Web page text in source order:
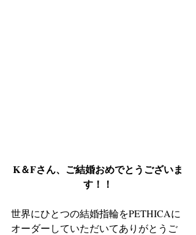
K＆Fさん、ご結婚おめでとうございま
す！！
世界にひとつの結婚指輪をPETHICAに
オーダーしていただいてありがとうご